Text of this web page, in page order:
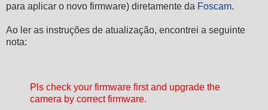
para aplicar o novo firmware) diretamente da Foscam.
Ao ler as instruções de atualização, encontrei a seguinte
nota:
Pls check your firmware first and upgrade the
camera by correct firmware.